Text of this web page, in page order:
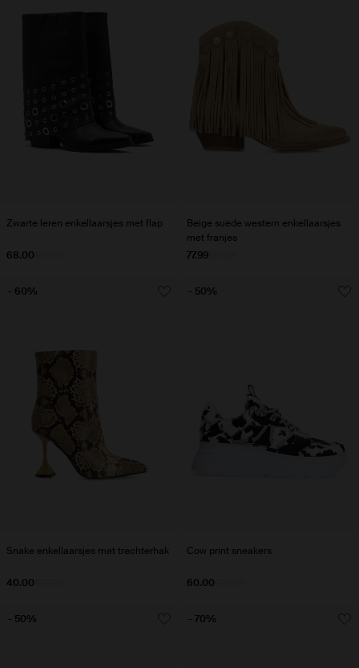
Zwarte leren enkellaarsjes met flap
68.00
Beige suède western enkellaarsjes
met franjes
77.99
Snake enkellaarsjes met trechterhak
40.00
- 60%
Cow print sneakers
60.00
- 50%
- 50% - 70%